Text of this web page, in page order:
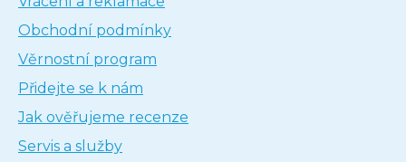
Obchodní podmínky
Věrnostní program
Přidejte se k nám
Jak ověřujeme recenze
Servis a služby